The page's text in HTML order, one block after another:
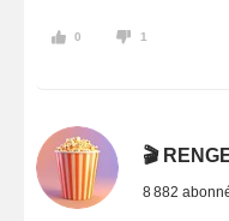
0 1
🎬
8 882